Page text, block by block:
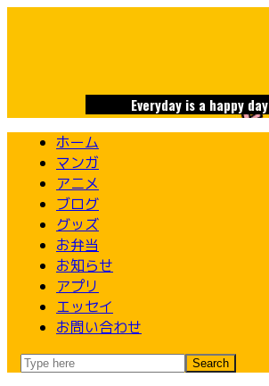
Everyday is a happy day
ホーム
マンガ
アニメ
ブログ
グッズ
お弁当
お知らせ
アプリ
エッセイ
お問い合わせ